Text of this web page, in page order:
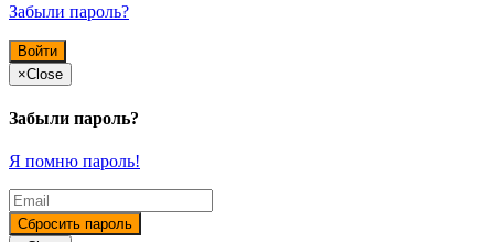
Забыли пароль?
×Close
Забыли пароль?
Я помню пароль!